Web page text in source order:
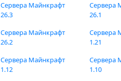
Сервера Майнкрафт
26.3
Сервера Майнкрафт
26.2
Сервера
26.1
Сервера
1.21
Сервера Майнкрафт
1.12
Сервера
1.10